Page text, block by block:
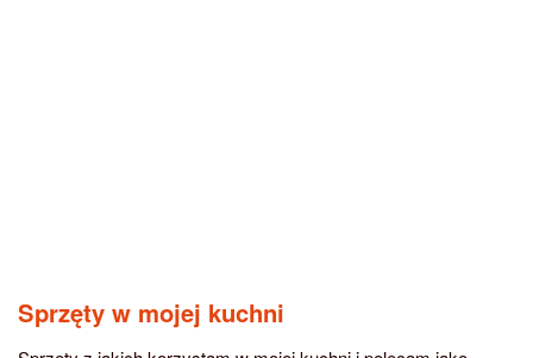
Sprzęty w mojej kuchni